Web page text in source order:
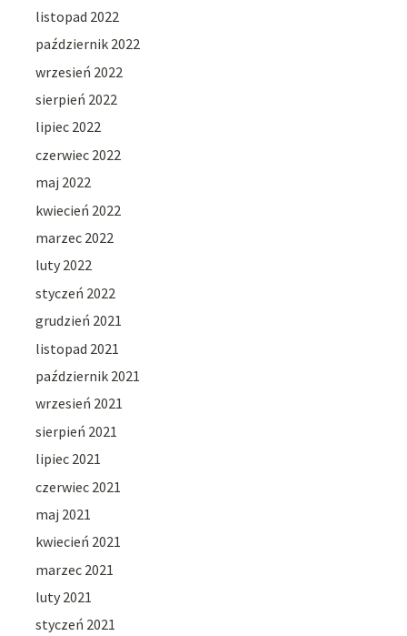
listopad 2022
październik 2022
wrzesień 2022
sierpień 2022
lipiec 2022
czerwiec 2022
maj 2022
kwiecień 2022
marzec 2022
luty 2022
styczeń 2022
grudzień 2021
listopad 2021
październik 2021
wrzesień 2021
sierpień 2021
lipiec 2021
czerwiec 2021
maj 2021
kwiecień 2021
marzec 2021
luty 2021
styczeń 2021